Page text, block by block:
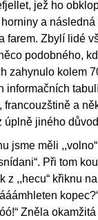
jež ho
a
farem. Zbylí lidé
podobného,
zahynulo kolem
informačních
francouzštině a
úplně jiného
jsme měli
Při tom
z ,,hecu“ křiknu
Zněla